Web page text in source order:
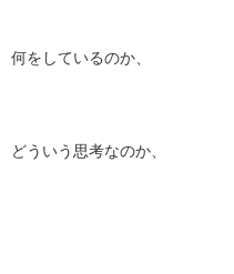
何をしているのか、
どういう思考なのか、